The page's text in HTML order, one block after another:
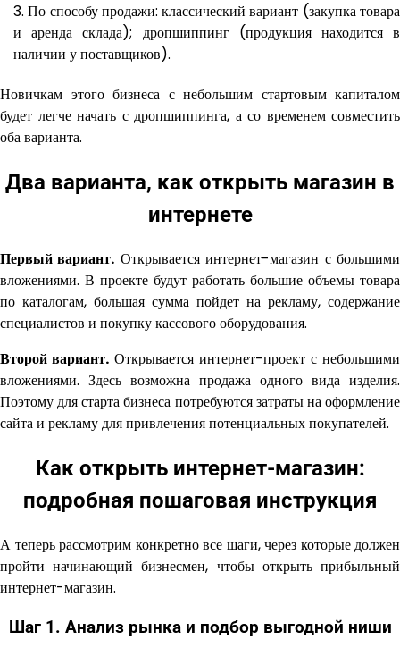
По способу продажи: классический вариант (закупка товара
и аренда склада); дропшиппинг (продукция находится в
наличии у поставщиков).
Новичкам этого бизнеса с небольшим стартовым капиталом
будет легче начать с дропшиппинга, а со временем совместить
оба варианта.
Два варианта, как открыть магазин в
интернете
Первый вариант. Открывается интернет-магазин с большими
вложениями. В проекте будут работать большие объемы товара
по каталогам, большая сумма пойдет на рекламу, содержание
специалистов и покупку кассового оборудования.
Второй вариант. Открывается интернет-проект с небольшими
вложениями. Здесь возможна продажа одного вида изделия.
Поэтому для старта бизнеса потребуются затраты на оформление
сайта и рекламу для привлечения потенциальных покупателей.
Как открыть интернет-магазин:
подробная пошаговая инструкция
А теперь рассмотрим конкретно все шаги, через которые должен
пройти начинающий бизнесмен, чтобы открыть прибыльный
интернет-магазин.
Шаг 1. Анализ рынка и подбор выгодной ниши